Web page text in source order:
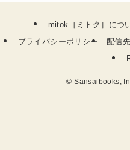
mitok［ミトク］につ
プライバシーポリシー
配信
© Sansaibooks,